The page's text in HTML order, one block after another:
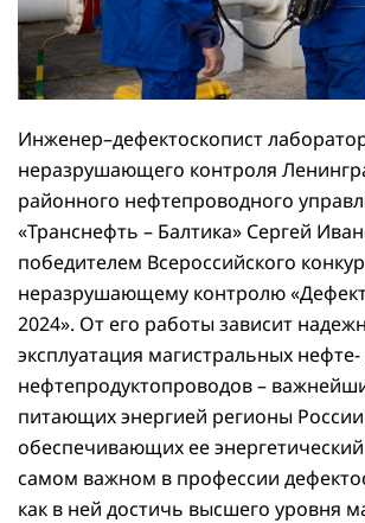
Инженер–дефектоскопист
неразрушающего контроля
районного нефтепроводного
«Транснефть – Балтика» Сергей
победителем Всероссийского
неразрушающему контролю
2024». От его работы зависит
эксплуатация магистральных нефте-
нефтепродуктопроводов –
питающих энергией регионы
обеспечивающих ее
самом важном в профессии
как в ней достичь высшего уровня